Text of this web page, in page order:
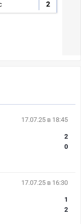
2
17.07.25 в 18:45
2
0
17.07.25 в 16:30
1
2